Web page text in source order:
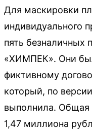
Для маскировки
индивидуального
пять безналичных
«ХИМПЕК». Они
фиктивному
который, по
выполнила. Общая
1,47 миллиона